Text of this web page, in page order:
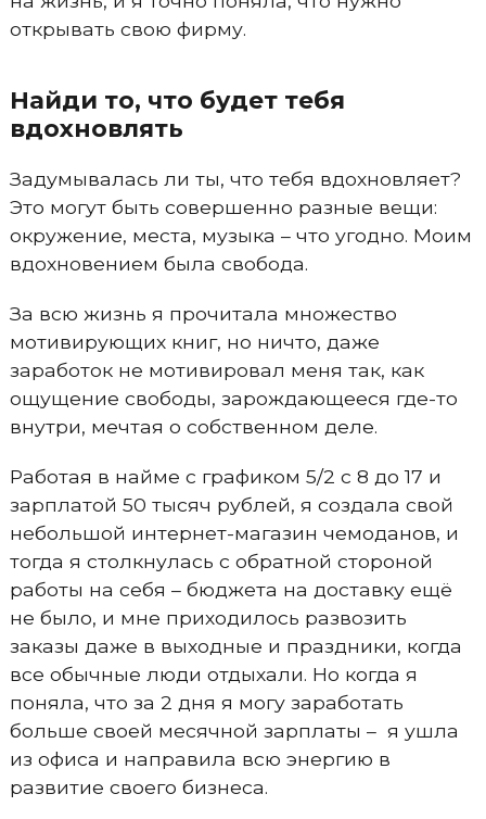
открывать свою фирму.
Найди то, что будет тебя
вдохновлять
Задумывалась ли ты, что тебя вдохновляет?
Это могут быть совершенно разные вещи:
окружение, места, музыка – что угодно. Моим
вдохновением была свобода.
За всю жизнь я прочитала множество
мотивирующих книг, но ничто, даже
заработок не мотивировал меня так, как
ощущение свободы, зарождающееся где-то
внутри, мечтая о собственном деле.
Работая в найме с графиком 5/2 с 8 до 17 и
зарплатой 50 тысяч рублей, я создала свой
небольшой интернет-магазин чемоданов, и
тогда я столкнулась с обратной стороной
работы на себя – бюджета на доставку ещё
не было, и мне приходилось развозить
заказы даже в выходные и праздники, когда
все обычные люди отдыхали. Но когда я
поняла, что за 2 дня я могу заработать
больше своей месячной зарплаты – я ушла
из офиса и направила всю энергию в
развитие своего бизнеса.